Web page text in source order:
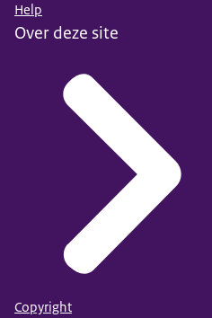
Help
Over deze site
Copyright